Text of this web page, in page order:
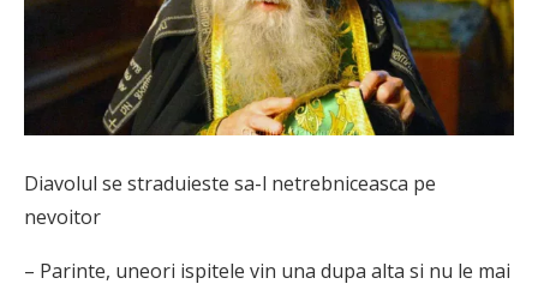
Diavolul se straduieste sa-l netrebniceasca pe
nevoitor
– Parinte, uneori ispitele vin una dupa alta si nu le mai